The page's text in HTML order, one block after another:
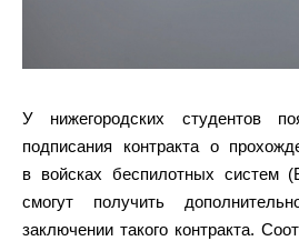
У нижегородских студентов
подписания контракта о
в войсках беспилотных систем
смогут получить
заключении такого контракта.